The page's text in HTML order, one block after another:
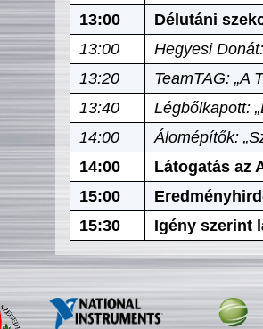
13:00
Délutáni
13:00
Hegyesi
13:20
TeamTAG: „A
13:40
Légbőlkapott:
14:00
Álomépítők:
14:00
Látogatás az
15:00
15:30
Igény szerint